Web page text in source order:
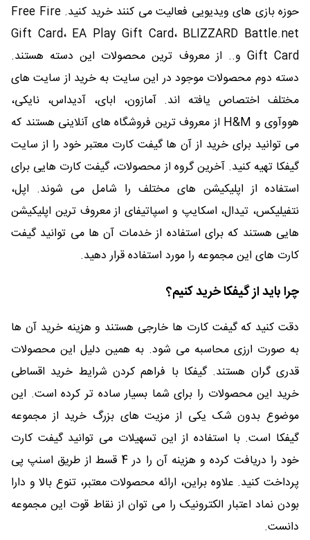
حوزه بازی های ویدیویی فعالیت می کنند خرید کنید. Free Fire
Gift Card، EA Play Gift Card، BLIZZARD Battle.net
Gift Card و.. از معروف ترین محصولات این دسته هستند.
دسته دوم محصولات موجود در این سایت به خرید از سایت های
مختلف اختصاص یافته اند. آمازون، ابای، آدیداس، نایکی،
هووآوی و H&M از معروف ترین فروشگاه های آنلاینی هستند که
می توانید برای خرید از آن ها گیفت کارت معتبر خود را از سایت
گیفکا تهیه کنید. آخرین گروه از محصولات، گیفت کارت هایی برای
استفاده از اپلیکیشن های مختلف را شامل می شوند. اپل،
نتفیلیکس، تیدال، اسکایپ و اسپاتیفای از معروف ترین اپلیکیشن
هایی هستند که برای استفاده از خدمات آن ها می توانید گیفت
کارت های این مجموعه را مورد استفاده قرار دهید.
چرا باید از گیفکا خرید کنیم؟
دقت کنید که گیفت کارت ها خارجی هستند و هزینه خرید آن ها
به صورت ارزی محاسبه می شود. به همین دلیل این محصولات
قدری گران هستند. گیفکا با فراهم کردن شرایط خرید اقساطی
خرید این محصولات را برای شما بسیار ساده تر کرده است. این
موضوع بدون شک یکی از مزیت های بزرگ خرید از مجموعه
گیفکا است. با استفاده از این تسهیلات می توانید گیفت کارت
خود را دریافت کرده و هزینه آن را در 4 قسط از طریق اسنپ پی
پرداخت کنید. علاوه براین، ارائه محصولات معتبر، تنوع بالا و دارا
بودن نماد اعتبار الکترونیک را می توان از نقاط قوت این مجموعه
دانست.